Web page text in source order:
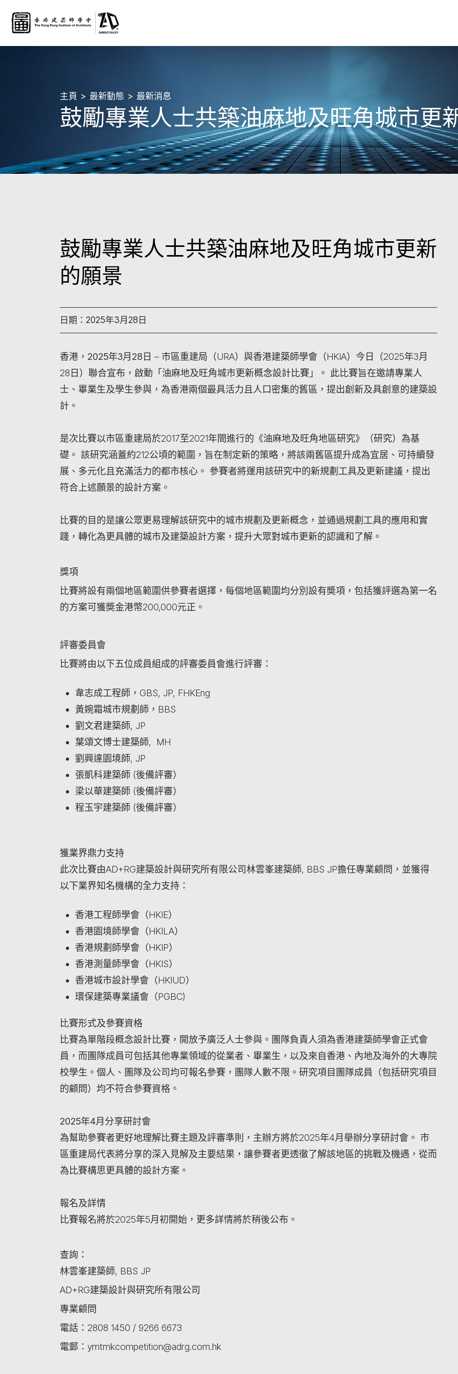
主頁 最新動態 最新消息
鼓勵專業人士共築油麻地及旺角城市更
鼓勵專業人士共築油麻地及旺角城市更新
的願景
日期：2025年3月28日
香港， 2025年3月 28 日 – 市區重建局（URA）與香港建築師學會（HKIA）今日（2025年3月
28日）聯合宣布，啟動「油麻地及旺角城市更新概念設計比賽」。 此比賽旨在邀請專業人
士、畢業生及學生參與，為香港兩個最具活力且人口密集的舊區，提出創新及具創意的建築設
計。
是次比賽以市區重建局於2017至2021年間進行的《油麻地及旺角地區研究》（研究）為基
礎。 該研究涵蓋約212公頃的範圍，旨在制定新的策略，將該兩舊區提升成為宜居、可持續發
展、多元化且充滿活力的都市核心。 參賽者將運用該研究中的新規劃工具及更新建議，提出
符合上述願景的設計方案。
比賽的目的是讓公眾更易理解該研究中的城市規劃及更新概念，並通過規劃工具的應用和實
踐，轉化為更具體的城市及建築設計方案，提升大眾對城市更新的認識和了解。
獎項
比賽將設有兩個地區範圍供參賽者選擇，每個地區範圍均分別設有奬項，包括獲評選為第一名
的方案可獲奬金港幣200,000元正。
評審委員會
比賽將由以下五位成員組成的評審委員會進行評審：
韋志成工程師，GBS, JP, FHKEng
黃婉霜城市規劃師，BBS
劉文君建築師, JP
葉頌文博士建築師, MH
劉興達園境師, JP
張凱科建築師 (後備評審）
梁以華建築師 (後備評審）
程玉宇建築師 (後備評審）
獲業界鼎力支持
此次比賽由AD+RG建築設計與研究所有限公司林雲峯建築師, BBS JP擔任專業顧問，並獲得
以下業界知名機構的全力支持：
香港工程師學會（HKIE）
香港園境師學會（HKILA）
香港規劃師學會（HKIP）
香港測量師學會（HKIS）
香港城市設計學會（HKIUD）
環保建築專業議會（PGBC)
比賽形式及參賽資格
比賽為單階段概念設計比賽，開放予廣泛人士參與。團隊負責人須為香港建築師學會正式會
員，而團隊成員可包括其他專業領域的從業者、畢業生，以及來自香港、內地及海外的大專院
校學生。個人、團隊及公司均可報名參賽，團隊人數不限。研究項目團隊成員（包括研究項目
的顧問）均不符合參賽資格。
2025年4月分享研討會
為幫助參賽者更好地理解比賽主題及評審準則，主辦方將於2025年4月舉辦分享研討會。 市
區重建局代表將分享的深入見解及主要結果，讓參賽者更透徹了解該地區的挑戰及機遇，從而
為比賽構思更具體的設計方案。
報名及詳情
比賽報名將於2025年5月初開始，更多詳情將於稍後公布。
查詢：
林雲峯建築師, BBS JP
AD+RG建築設計與研究所有限公司
專業顧問
電話：2808 1450 / 9266 6673
電郵：ymtmkcompetition@adrg.com.hk